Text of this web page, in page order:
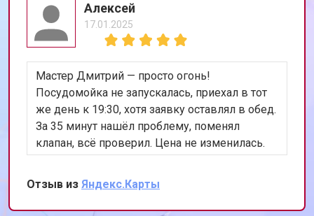
Замена датчика соли
Замена заливного клапана
Замена расходомера от 1600 ₽ Заказать
Замена разбрызгивателя от 750 ₽ Заказать
Замена пускового конденсатора
циркуляционного насоса
Заказать
Замена проточного
нагревательного элемента
от 2000 ₽ Заказать
дверцы
Алексей
17.01.2025
Мастер Дмитрий — просто огонь!
Посудомойка не запускалась, приехал в тот
же день к 19:30, хотя заявку оставлял в обед.
За 35 минут нашёл проблему, поменял
клапан, всё проверил. Цена не изменилась.
Теперь работает лучше, чем когда покупали.
Сохранил номер, всем уже разослал.
Отзыв из Яндекс.Карты